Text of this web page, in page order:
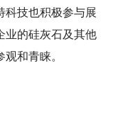
科技也积极参与展
业的硅灰石及其他
和青睐。